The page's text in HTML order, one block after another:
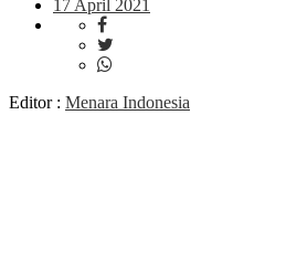
17 April 2021
Editor : Menara Indonesia